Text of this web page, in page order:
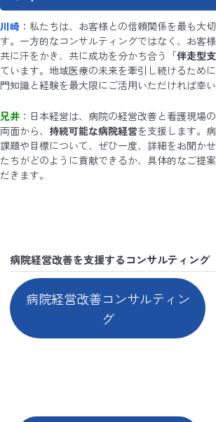
川崎 ：私たちは、お客様との信頼関係を最も大
す。一方的なコンサルティングではなく、お客様
共に汗をかき、共に成功を分かち合う「伴走型
ています。地域医療の未来を牽引し続けるため
門知識と経験を最大限にご活用いただければ幸い
兄井 ： 日本経営は、病院の経営改善と看護現場
両面から、 持続可能な病院経営を支援します。
課題や目標について、ぜひ一度、詳細をお聞か
たちがどのように貢献できるか、具体的なご提
だきます。
病院経営改善を支援するコンサルティング
病院経営改善コンサルティン
グ